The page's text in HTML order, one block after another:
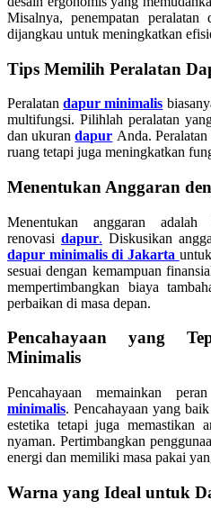
Misalnya, penempatan
dijangkau untuk meningkatkan
Tips Memilih Peralatan
Peralatandapur minimalis
multifungsi. Pilihlah peralatan
dan ukurandapur Anda.
ruang tetapi juga meningkatkan
Menentukan Anggaran
Menentukan anggaran
renovasi dapur. Diskusikan
dapur minimalis di Jakarta
sesuai dengan kemampuan
mempertimbangkan biaya
perbaikan di masa depan.
Pencahayaan yang
Minimalis
Pencahayaan memainkan
minimalis. Pencahayaan yang
estetika tetapi juga memastikan
nyaman. Pertimbangkan
energi dan memiliki masa pakai
Warna yang Ideal untuk